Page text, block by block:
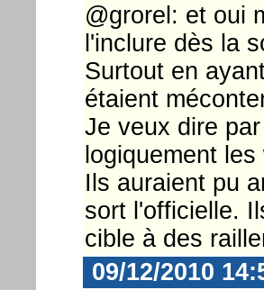
@grorel: et oui
l'inclure dès la
Surtout en
étaient
Je veux dire
logiquement
Ils auraient pu
sort l'officielle.
cible à des
09/12/2010